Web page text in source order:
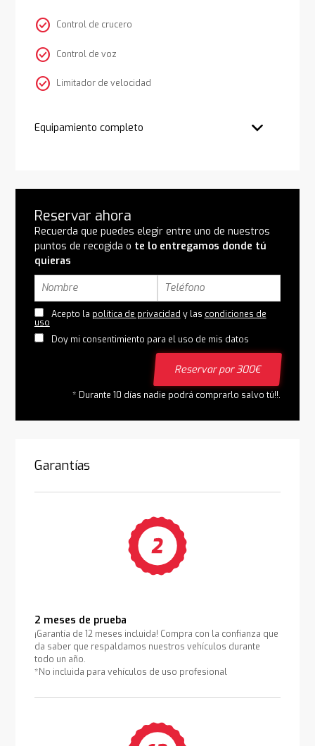
check_circle Control de crucero
check_circle Control de voz
check_circle Limitador de velocidad
Equipamiento completo
Reservar ahora
Recuerda que puedes elegir entre uno de nuestros
puntos de recogida o te lo entregamos donde tú
quieras
Acepto la política de privacidad y las condiciones de
uso
Doy mi consentimiento para el uso de mis datos
Reservar por 300€
* Durante 10 días nadie podrá comprarlo salvo tú!!.
Garantías
2 meses de prueba
¡Garantía de 12 meses incluida! Compra con la confianza que
da saber que respaldamos nuestros vehículos durante
todo un año.
*No incluida para vehículos de uso profesional